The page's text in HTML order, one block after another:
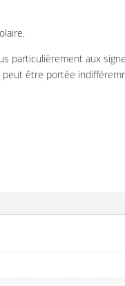
particulièrement aux
être portée